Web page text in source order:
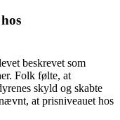
beskrevet som
Folk følte, at
skyld og skabte
at prisniveauet hos